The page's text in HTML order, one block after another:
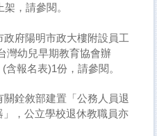
，請參閱。
政府陽明市政大樓附設員工
灣幼兒早期教育協會辦
報名表)1份，請參閱。
關銓敘部建置「公務人員退
，公立學校退休教職員亦